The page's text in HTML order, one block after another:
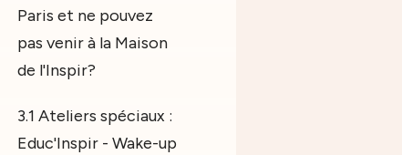
Paris et ne pouvez
pas venir à la Maison
de l'Inspir?
3.1 Ateliers spéciaux :
Educ'Inspir - Wake-up